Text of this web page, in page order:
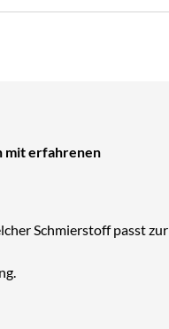
mit erfahrenen
Schmierstoff passt zur